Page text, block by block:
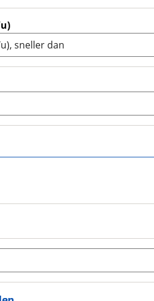
sneller dan